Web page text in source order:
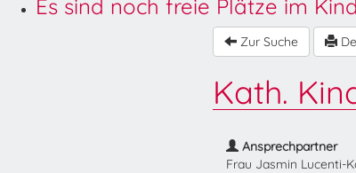
Es sind noch freie Plätze im
Zur Suche
Kath.
Ansprechpartner
Frau Jasmin Lucenti-